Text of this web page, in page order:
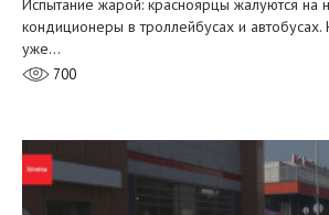
Испытание жарой: красноярцы жалуются на
кондиционеры в троллейбусах и
уже…
700